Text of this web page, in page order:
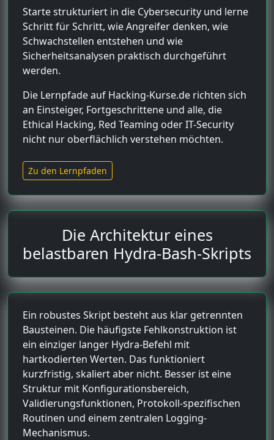
Starte strukturiert in die Cybersecurity und lerne
Schritt für Schritt, wie Angreifer denken, wie
Schwachstellen entstehen und wie
Sicherheitsanalysen praktisch durchgeführt
werden.
Die Lernpfade auf Hacking-Kurse.de richten sich
an Einsteiger, Fortgeschrittene und alle, die
Ethical Hacking, Red Teaming oder IT-Security
nicht nur oberflächlich verstehen möchten.
Zu den Lernpfaden
Die Architektur eines
belastbaren Hydra-Bash-Skripts
Ein robustes Skript besteht aus klar getrennten
Bausteinen. Die häufigste Fehlkonstruktion ist
ein einziger langer Hydra-Befehl mit
hartkodierten Werten. Das funktioniert
kurzfristig, skaliert aber nicht. Besser ist eine
Struktur mit Konfigurationsbereich,
Validierungsfunktionen, Protokoll-spezifischen
Routinen und einem zentralen Logging-
Mechanismus.